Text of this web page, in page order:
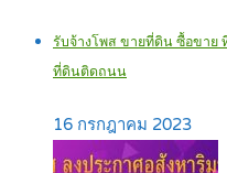
รับจ้างโพส ขายที่ดิน ซื้อขาย
ที่ดินติดถนน
16 กรกฎาคม 2023